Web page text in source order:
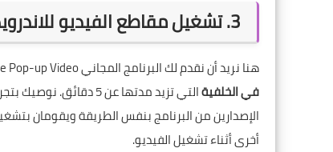
3. تشغيل مقاطع الفيديو للاندرويد باستخدام Awesome
هنا نريد أن نقدم لك البرنامج المجاني Awesome Pop-up Video بالإضافة إلى نسخته غير المجانية ، والتي تمكنك من
في الخلفية
التي تزيد مدتها عن 5
الإصدارين من البرنامج بنفس الطريقة ويقومان
أخرى أثناء تشغيل الفيديو.